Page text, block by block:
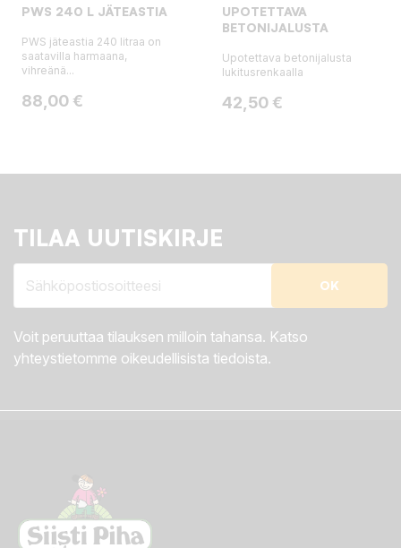
PWS 240 L JÄTEASTIA
PWS jäteastia 240 litraa on
saatavilla harmaana,
vihreänä...
Hinta
88,00 €
UPOTETTAVA
BETONIJALUSTA
Upotettava betonijalusta
lukitusrenkaalla
Hinta
42,50 €
TILAA UUTISKIRJE
Voit peruuttaa tilauksen milloin tahansa. Katso
yhteystietomme oikeudellisista tiedoista.